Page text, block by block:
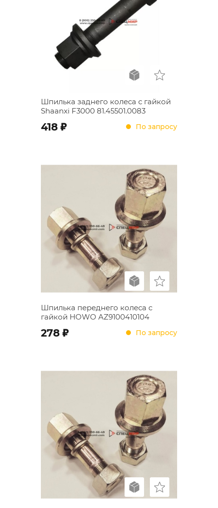
Шпилька заднего колеса с гайкой
Shaanxi F3000 81.45501.0083
418 ; По запросу
Шпилька переднего колеса с
гайкой HOWO AZ9100410104
278 ; По запросу